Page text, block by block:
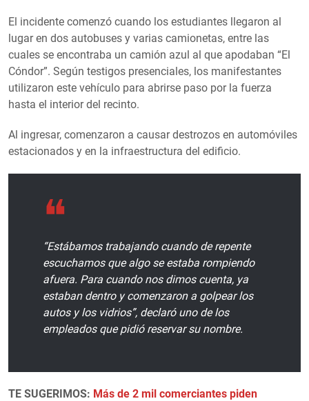
El incidente comenzó cuando los estudiantes llegaron al
lugar en dos autobuses y varias camionetas, entre las
cuales se encontraba un camión azul al que apodaban “El
Cóndor”. Según testigos presenciales, los manifestantes
utilizaron este vehículo para abrirse paso por la fuerza
hasta el interior del recinto.
Al ingresar, comenzaron a causar destrozos en automóviles
estacionados y en la infraestructura del edificio.
“Estábamos trabajando cuando de repente
escuchamos que algo se estaba rompiendo
afuera. Para cuando nos dimos cuenta, ya
estaban dentro y comenzaron a golpear los
autos y los vidrios”, declaró uno de los
empleados que pidió reservar su nombre.
TE SUGERIMOS: Más de 2 mil comerciantes piden